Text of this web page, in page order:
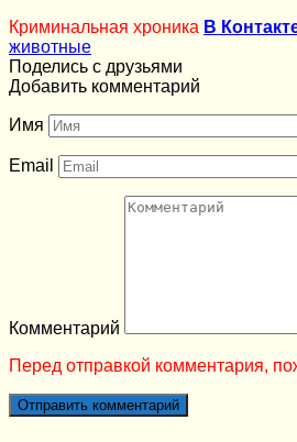
Криминальная хроника В
животные
Поделись с друзьями
Добавить комментарий
Имя
Email
Комментарий
Перед отправкой комментария,